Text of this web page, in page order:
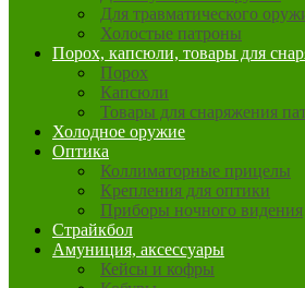
Для травматического
Холостые патроны
Порох, капсюли, товары для
Порох
Капсюли
Товары для снаряжения
Холодное оружие
Оптика
Коллиматорные прицелы
Крепления для оптики
Приборы ночного видения
Страйкбол
Амуниция, аксессуары
Кейсы и кофры